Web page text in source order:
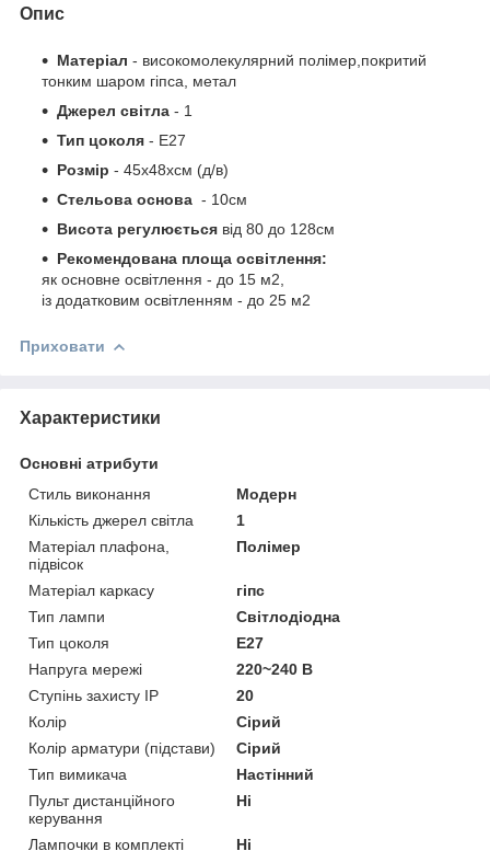
Опис
Матеріал - високомолекулярний полімер,покритий
тонким шаром гіпса
метал
Джерел світла - 1
Тип цоколя - Е27
Розмір - 45х48хсм (д/в)
Стельова основа - 10см
Висота регулюється від 80 до 128см
Рекомендована площа освітлення:
як основне освітлення - до 15 м2,
із додатковим освітленням - до 25 м2
Приховати
Характеристики
Основні атрибути
Стиль виконання
Модерн
Кількість джерел світла
1
Матеріал плафона,
підвісок
Полімер
Матеріал каркасу
гіпс
Тип лампи
Світлодіодна
Тип цоколя
E27
Напруга мережі
220~240 В
Ступінь захисту IP
20
Колір
Сірий
Колір арматури (підстави)
Сірий
Тип вимикача
Настінний
Пульт дистанційного
керування
Ні
Лампочки в комплекті Ні